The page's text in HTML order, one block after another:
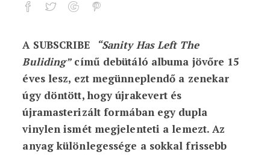
Újra kiadja első albumát a Subscribe!
A SUBSCRIBE
“Sanity Has Left The
Buliding”című debütáló albuma jövőre 15
éves lesz, ezt megünneplendő a zenekar
úgy döntött, hogy újrakevert és
újramasterizált formában egy dupla
vinylen ismét megjelenteti a lemezt. Az
anyag különlegessége a sokkal frissebb